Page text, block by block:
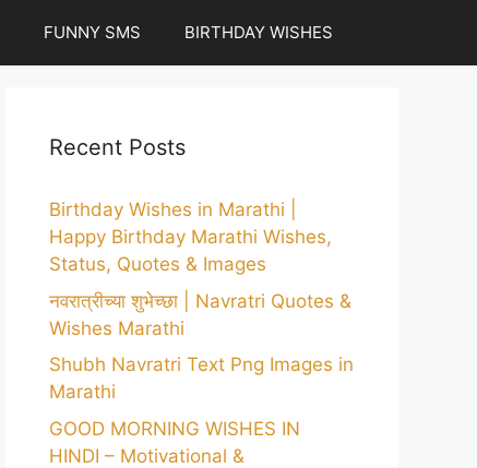
FUNNY SMS BIRTHDAY WISHES
Recent Posts
Birthday Wishes in Marathi |
Happy Birthday Marathi Wishes,
Status, Quotes & Images
नवरात्रीच्या शुभेच्छा | Navratri Quotes &
Wishes Marathi
Shubh Navratri Text Png Images in
Marathi
GOOD MORNING WISHES IN
HINDI – Motivational &